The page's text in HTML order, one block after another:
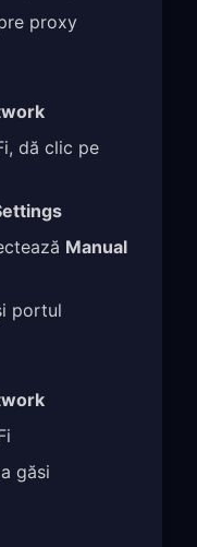
proxy
dă clic pe
Manual
portul
găsi